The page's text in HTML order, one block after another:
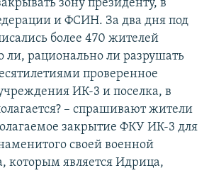
зону президенту, в
и ФСИН. За два дня под
более 470 жителей
ли, рационально ли разрушать
проверенное
ИК-3 и поселка, в
– спрашивают жители
закрытие ФКУ ИК-3 для
своей военной
которым является Идрица,